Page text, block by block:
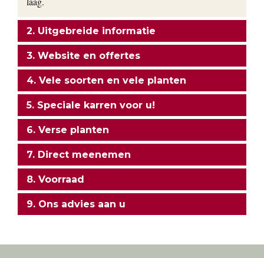
2. Uitgebreide informatie
3. Website en offertes
4. Vele soorten en vele planten
5. Speciale karren voor u!
6. Verse planten
7. Direct meenemen
8. Voorraad
9. Ons advies aan u